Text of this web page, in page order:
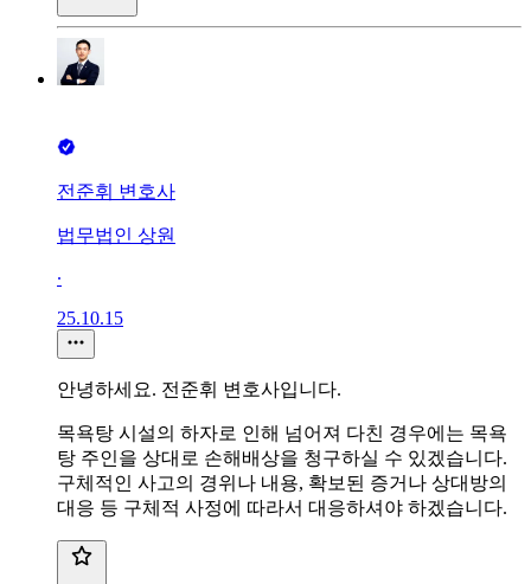
전준휘 변호사
법무법인 상원
∙
25.10.15
안녕하세요. 전준휘 변호사입니다.
목욕탕 시설의 하자로 인해 넘어져 다친 경우에는 목욕
탕 주인을 상대로 손해배상을 청구하실 수 있겠습니다.
구체적인 사고의 경위나 내용, 확보된 증거나 상대방의
대응 등 구체적 사정에 따라서 대응하셔야 하겠습니다.